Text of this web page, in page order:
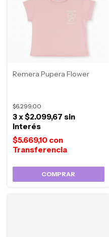
Remera Pupera Flower
$6.299,00
$5.669,10 con
3x$2.099,67 sin
interés
COMPRAR